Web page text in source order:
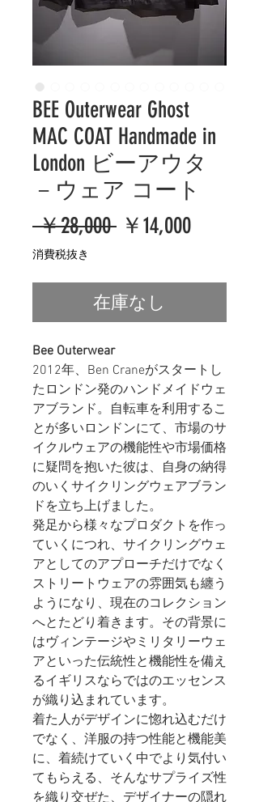
BEE Outerwear Ghost
MAC COAT Handmade in
London ビーアウタ
－ウェア コート
￥28,000 通
価
格
￥14,000セ
ル
価
消費税抜き
在庫なし
Bee Outerwear
2012年、Ben Craneがスタートし
たロンドン発のハンドメイドウェ
アブランド。自転車を利用するこ
とが多いロンドンにて、市場のサ
イクルウェアの機能性や市場価格
に疑問を抱いた彼は、自身の納得
のいくサイクリングウェアブラン
ドを立ち上げました。
発足から様々なプロダクトを作っ
ていくにつれ、サイクリングウェ
アとしてのアプローチだけでなく
ストリートウェアの雰囲気も纏う
ようになり、現在のコレクション
へとたどり着きます。その背景に
はヴィンテージやミリタリーウェ
アといった伝統性と機能性を備え
るイギリスならではのエッセンス
が織り込まれています。
着た人がデザインに惚れ込むだけ
でなく、洋服の持つ性能と機能美
に、着続けていく中でより気付い
てもらえる、 そんなサプライズ性
を織り交ぜた、デザイナーの隠れ